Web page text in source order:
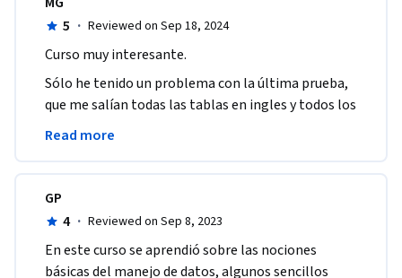
5 · Reviewed on Sep 18, 2024
Curso muy interesante.
Sólo he tenido un problema con la última prueba,
que me salían todas las tablas en ingles y todos los
textos en ingles, y perdido tiempo traduciéndolo
Read more
GP
4 · Reviewed on Sep 8, 2023
En este curso se aprendió sobre las nociones
básicas del manejo de datos, algunos sencillos